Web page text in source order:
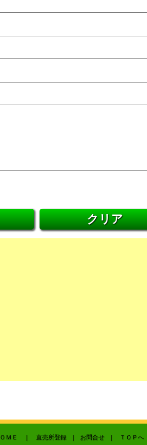
ＭＥ ｜ 直売所登録 | お問合せ| ＴＯＰへ